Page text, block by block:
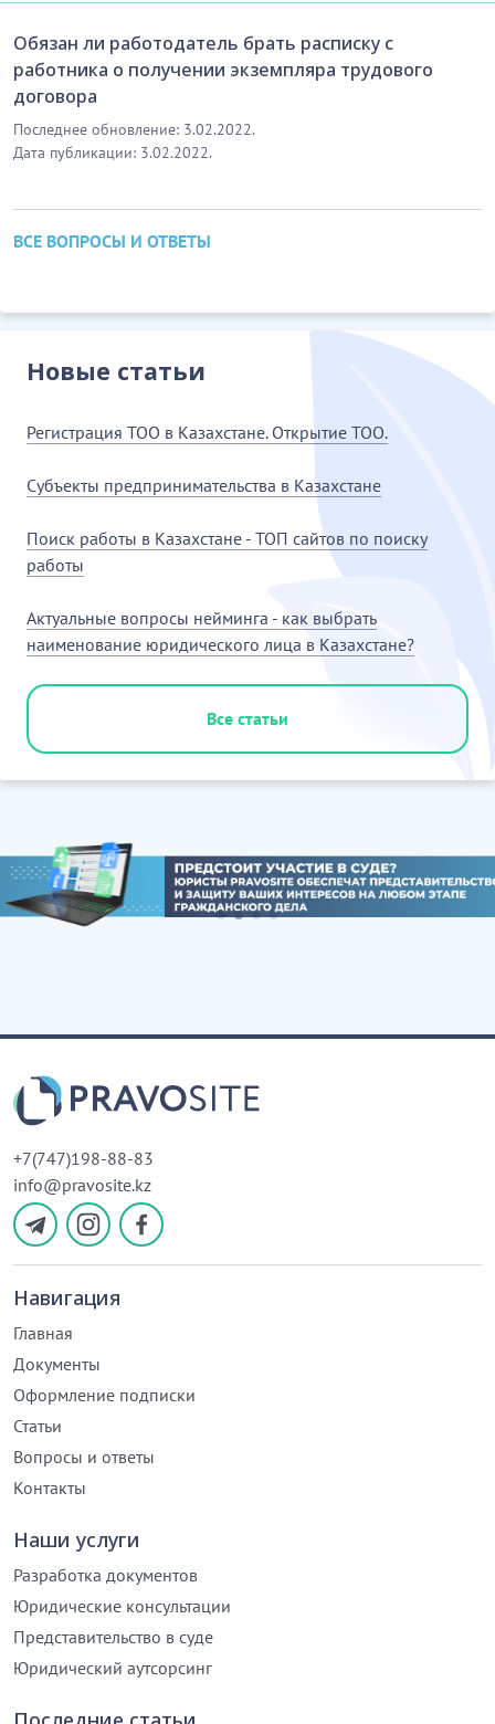
Обязан ли работодатель брать расписку с
работника о получении экземпляра трудового
договора
Последнее обновление: 3.02.2022.
Дата публикации: 3.02.2022.
ВСЕ ВОПРОСЫ И ОТВЕТЫ
Новые статьи
Регистрация ТОО в Казахстане. Открытие ТОО.
Субъекты предпринимательства в Казахстане
Поиск работы в Казахстане - ТОП сайтов по поиску
работы
Актуальные вопросы нейминга - как выбрать
наименование юридического лица в Казахстане?
Все статьи
+7(747)198-88-83
info@pravosite.kz
Навигация
Главная
Документы
Оформление подписки
Статьи
Вопросы и ответы
Контакты
Наши услуги
Разработка документов
Юридические консультации
Представительство в суде
Юридический аутсорсинг